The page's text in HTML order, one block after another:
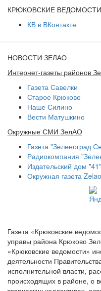
КРЮКОВСКИЕ
КВ в ВКонтакте
НОВОСТИ ЗЕЛАО
Интернет-газеты районов
Газета Савелки
Старое Крюково
Наше Силино
Вести Матушкино
Окружные СМИ ЗелАО
Газета "Зеленоград
Радиокомпания
Издательский дом "41"
Окружная газета
Газета «Крюковские
управы района Крюково
«Крюковские ведомости»
деятельности
исполнительной власти,
происходящих в районе, о